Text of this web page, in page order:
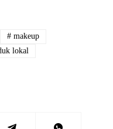
# makeup
lokal